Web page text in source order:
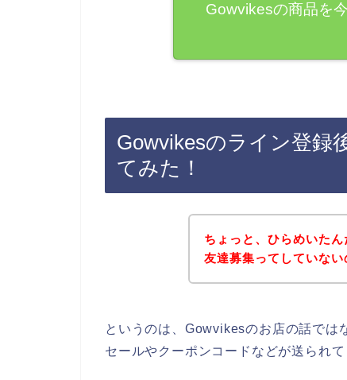
Gowvikesの商品を
Gowvikesのライン登録
てみた！
ちょっと、ひらめいた
友達募集ってしていない
というのは、Gowvikesのお店の話では
セールやクーポンコードなどが送られ